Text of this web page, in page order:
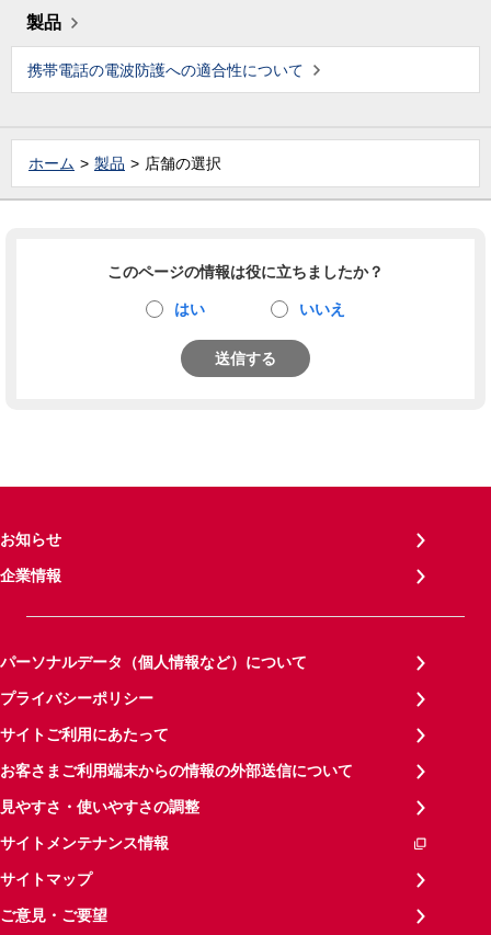
製品
携帯電話の電波防護への適合性について
ホーム 製品 店舗の選択
このページの情報は役に立ちましたか？
はい いいえ
送信する
お知らせ
企業情報
パーソナルデータ（個人情報など）について
プライバシーポリシー
サイトご利用にあたって
お客さまご利用端末からの情報の外部送信について
見やすさ・使いやすさの調整
サイトメンテナンス情報
サイトマップ
ご意見・ご要望